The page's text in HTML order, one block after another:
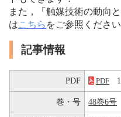
また，「触媒技術の動向
はこちら をご参照ください
記事情報
PDF PDF
巻・号 48巻6号